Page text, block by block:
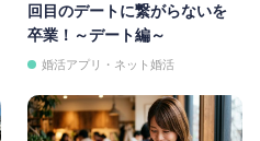
回目のデートに繋がらないを
卒業！～デート編～
婚活アプリ・ネット婚活